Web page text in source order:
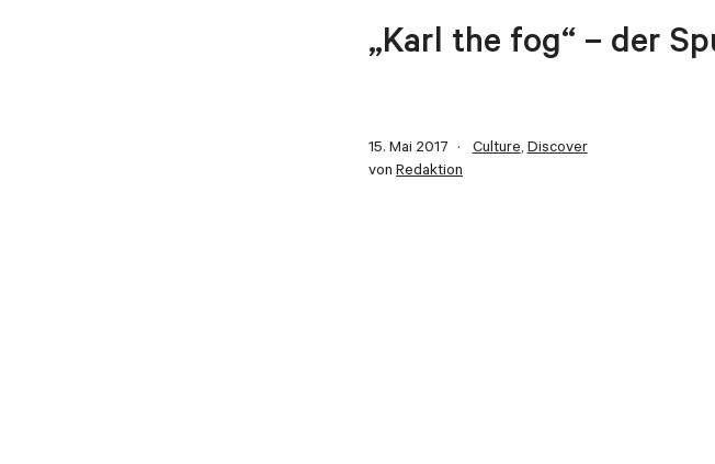
„Karl the fog“ – der
15. Mai 2017 Culture,Discover
von Redaktion